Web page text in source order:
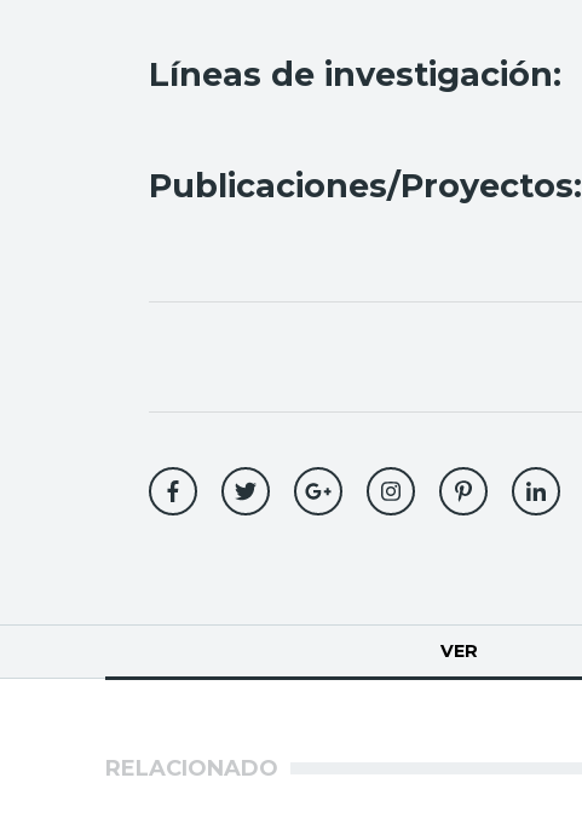
Líneas de investigación:
Publicaciones/Proyectos:
principales
VER
RELACIONADO